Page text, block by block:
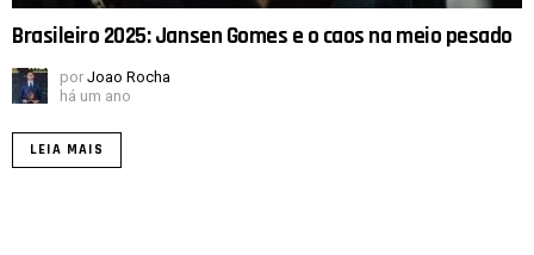
Brasileiro 2025: Jansen Gomes e o caos na meio pesado
por Joao Rocha
há um ano
LEIA MAIS